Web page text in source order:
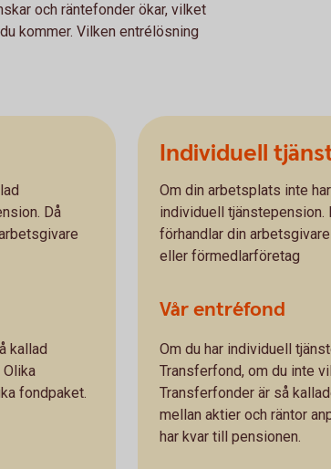
och räntefonder ökar, vilket
kommer. Vilken entrélösning
Då
kallad
fondpaket.
Individuell
Om din arbetsplats inte
individuell tjänstepension.
förhandlar din
eller förmedlarföretag
Vår entréfond
Om du har individuell
Transferfond, om du inte
Transferfonder är så
mellan aktier och räntor
har kvar till pensionen.